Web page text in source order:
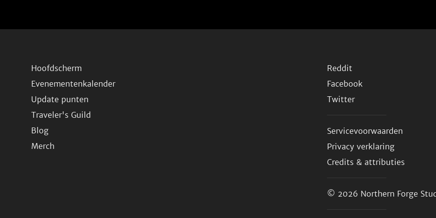
Hoofdscherm
Evenementenkalender
Update punten
Traveler's Guild
Blog
Merch
Reddit
Facebook
Twitter
Servicevoorwaarden
Privacy verklaring
Credits & attributies
© 2026 Northern Forge